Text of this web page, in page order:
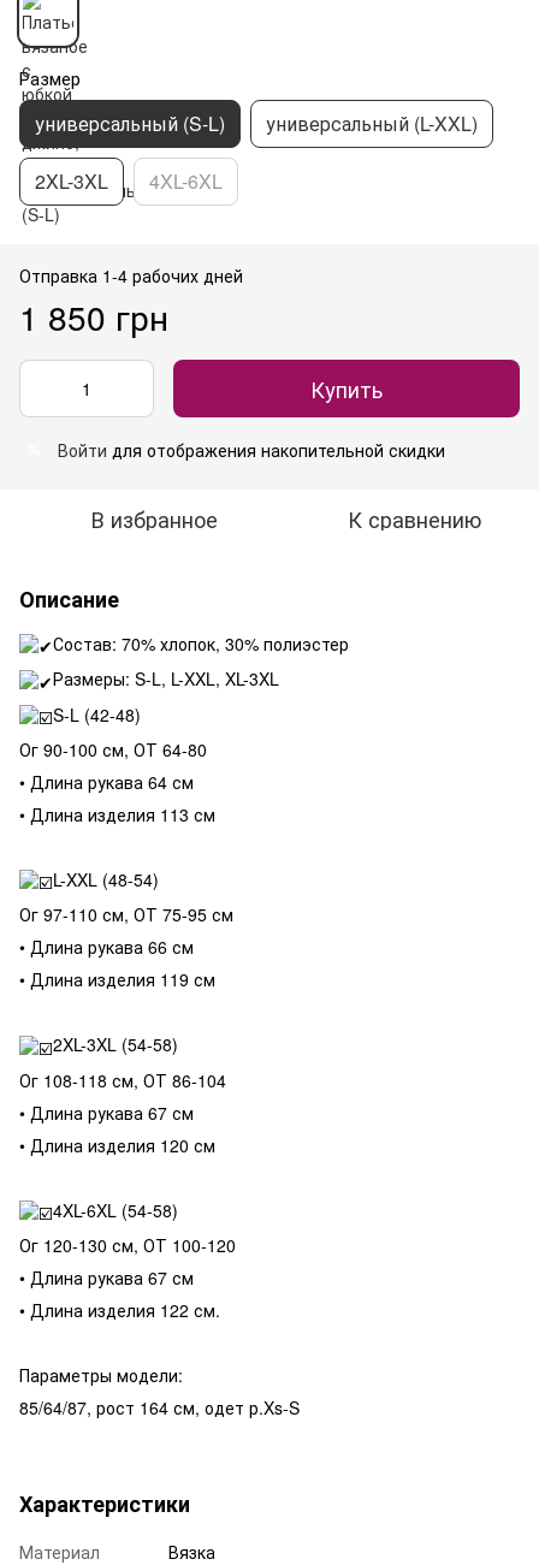
Размер
универсальный (S-L) универсальный (L-XXL)
2XL-3XL 4XL-6XL
Отправка 1-4 рабочих дней
1 850 грн
Купить
Войти для отображения накопительной скидки
В избранное К сравнению
Описание
Состав: 70% хлопок, 30% полиэстер
Размеры: S-L, L-XXL, XL-3XL
S-L (42-48)
Ог 90-100 см, ОТ 64-80
• Длина рукава 64 см
• Длина изделия 113 см
L-XXL (48-54)
Ог 97-110 см, ОТ 75-95 см
• Длина рукава 66 см
• Длина изделия 119 см
2XL-3XL (54-58)
Ог 108-118 см, ОТ 86-104
• Длина рукава 67 см
• Длина изделия 120 см
4XL-6XL (54-58)
Ог 120-130 см, ОТ 100-120
• Длина рукава 67 см
• Длина изделия 122 см.
Параметры модели:
85/64/87, рост 164 см, одет р.Xs-S
Характеристики
Материал
Вязка